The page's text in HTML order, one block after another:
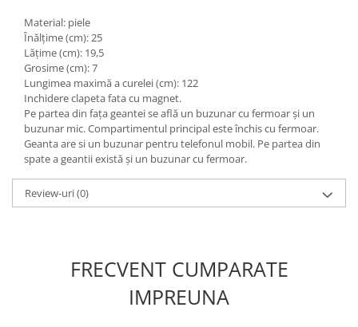
Material: piele
Înălțime (cm): 25
Lățime (cm): 19,5
Grosime (cm): 7
Lungimea maximă a curelei (cm): 122
Inchidere clapeta fata cu magnet.
Pe partea din fața geantei se află un buzunar cu fermoar și un
buzunar mic. Compartimentul principal este închis cu fermoar.
Geanta are si un buzunar pentru telefonul mobil. Pe partea din
spate a geantii există și un buzunar cu fermoar.
Review-uri(0)
FRECVENT CUMPARATE
IMPREUNA